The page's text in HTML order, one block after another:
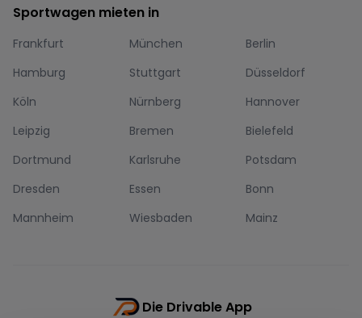
Sportwagen mieten in
Frankfurt München
Berlin
Hamburg
Stuttgart
Düsseldorf
Köln
Nürnberg
Hannover
Leipzig
Bremen
Bielefeld
Dortmund
Karlsruhe
Potsdam
Dresden
Essen
Bonn
Mannheim
Wiesbaden Mainz
Die Drivable App